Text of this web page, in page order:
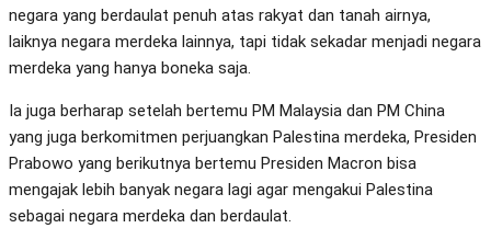
negara yang berdaulat penuh atas rakyat dan tanah airnya,
laiknya negara merdeka lainnya, tapi tidak sekadar menjadi negara
merdeka yang hanya boneka saja.
Ia juga berharap setelah bertemu PM Malaysia dan PM China
yang juga berkomitmen perjuangkan Palestina merdeka, Presiden
Prabowo yang berikutnya bertemu Presiden Macron bisa
mengajak lebih banyak negara lagi agar mengakui Palestina
sebagai negara merdeka dan berdaulat.